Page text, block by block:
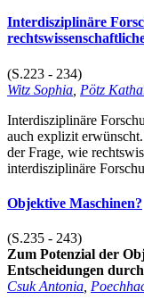
Interdisziplinäre
(S.223 - 234)
Witz Sophia Pötz
Interdisziplinäre
auch explizit
der Frage, wie
interdisziplinäre
Objektive Maschinen?
(S.235 - 243)
Zum Potenzial der
Entscheidungen
Csuk Antonia